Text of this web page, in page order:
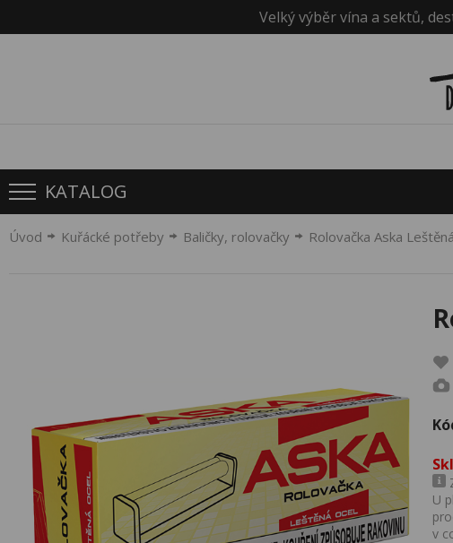
Velký výběr vína a sektů,
KATALOG
Úvod Kuřácké potřeby Baličky, rolovačky Rolovačka Aska
U
v